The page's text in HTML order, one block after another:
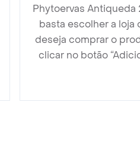
Phytoervas Antiqueda
basta escolher a loja
deseja comprar o
clicar no botão